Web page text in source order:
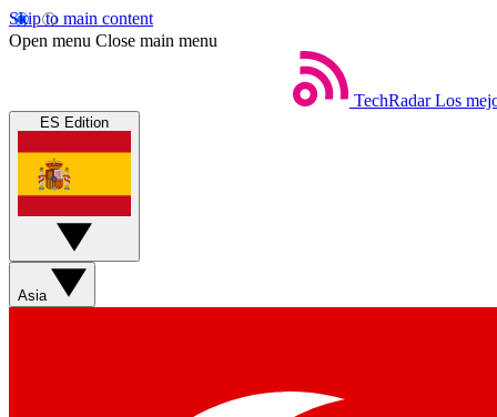
Skip to main content
Open menu Close main menu
TechRadar Los
ES Edition
Asia